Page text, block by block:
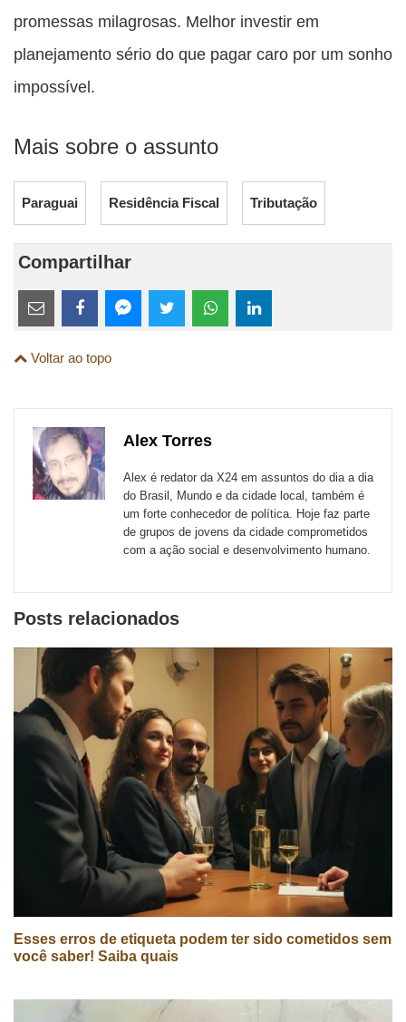
promessas milagrosas. Melhor investir em
planejamento sério do que pagar caro por um sonho
impossível.
Mais sobre o assunto
Paraguai Residência Fiscal Tributação
Compartilhar
Estes
links
são
sites
externos
esta
Email
esta
FacebookMessenger
TwitterWhatsApp
Voltar ao topo
Alex Torres
Alex é redator da X24 em assuntos do dia a dia
do Brasil, Mundo e da cidade local, também é
um forte conhecedor de política. Hoje faz parte
de grupos de jovens da cidade comprometidos
com a ação social e desenvolvimento humano.
Posts relacionados
Esses erros de etiqueta podem ter sido cometidos sem
você saber! Saiba quais